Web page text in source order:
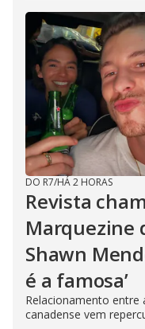
DO R7/HÁ 2 HORAS
Revista
Marquezine
Shawn
é a famosa’
Relacionamento entre
canadense vem